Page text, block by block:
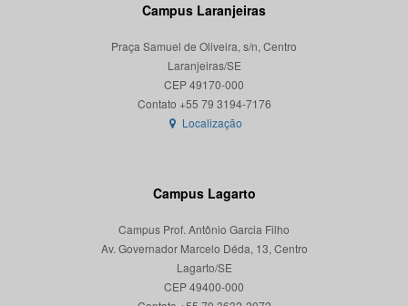
Campus Laranjeiras
Praça Samuel de Oliveira, s/n, Centro
Laranjeiras/SE
CEP 49170-000
Localização
Campus Lagarto
Campus Prof. Antônio Garcia Filho
Av. Governador Marcelo Déda, 13, Centro
Lagarto/SE
CEP 49400-000